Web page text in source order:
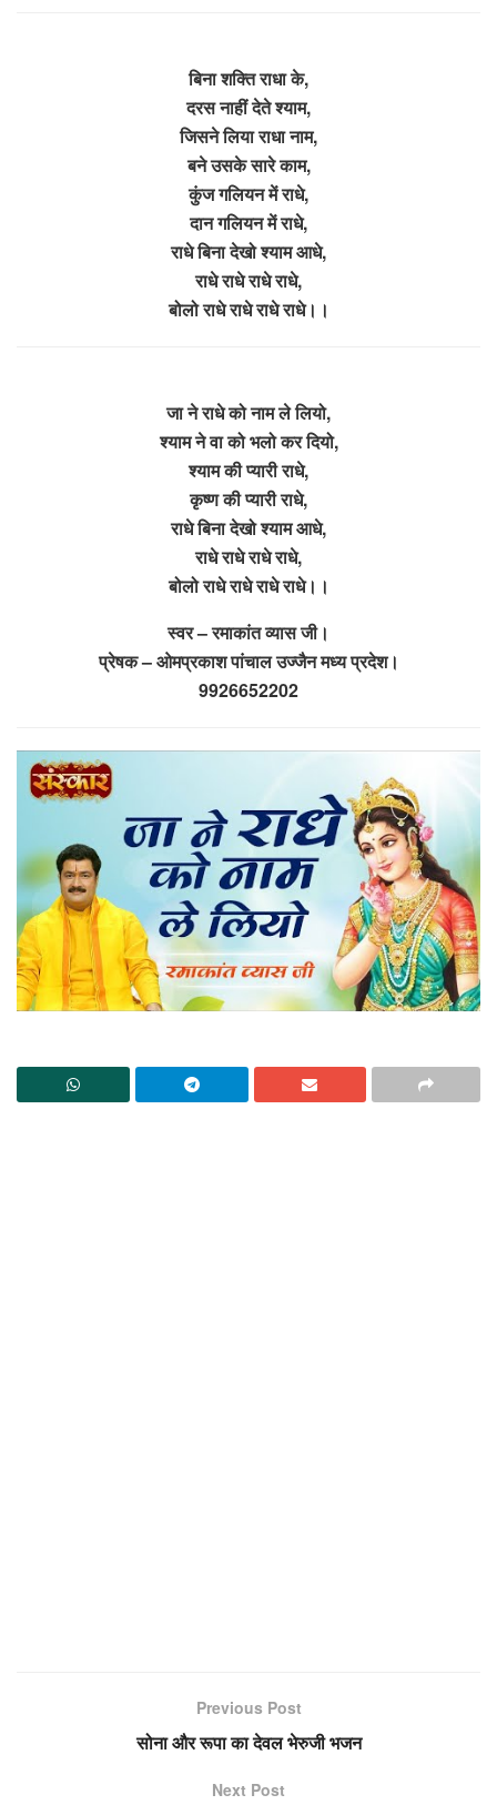
बिना शक्ति राधा के,
दरस नाहीं देते श्याम,
जिसने लिया राधा नाम,
बने उसके सारे काम,
कुंज गलियन में राधे,
दान गलियन में राधे,
राधे बिना देखो श्याम आधे,
राधे राधे राधे राधे,
बोलो राधे राधे राधे राधे।।
जा ने राधे को नाम ले लियो,
श्याम ने वा को भलो कर दियो,
श्याम की प्यारी राधे,
कृष्ण की प्यारी राधे,
राधे बिना देखो श्याम आधे,
राधे राधे राधे राधे,
बोलो राधे राधे राधे राधे।।
स्वर – रमाकांत व्यास जी।
प्रेषक – ओमप्रकाश पांचाल उज्जैन मध्य प्रदेश।
9926652202
Previous Post
सोना और रूपा का देवल भेरुजी भजन
Next Post